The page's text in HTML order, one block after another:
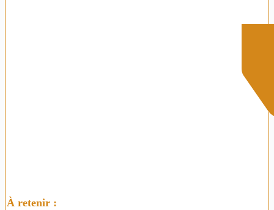
À retenir :